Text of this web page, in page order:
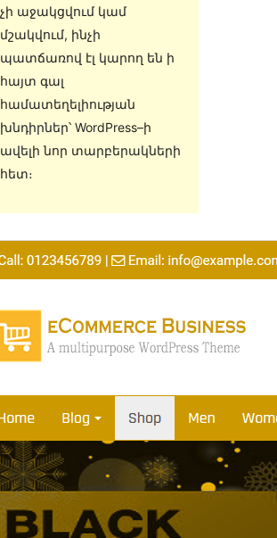
չի աջակցվում կամ
մշակվում, ինչի
պատճառով էլ կարող են ի
հայտ գալ
համատեղելիության
խնդիրներ՝ WordPress–ի
ավելի նոր տարբերակների
հետ։